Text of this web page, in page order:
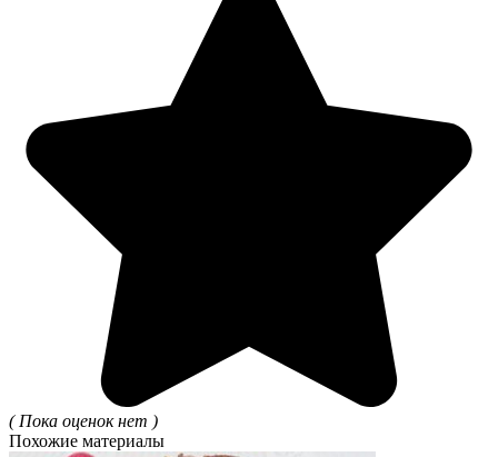
( Пока оценок нет )
Похожие материалы